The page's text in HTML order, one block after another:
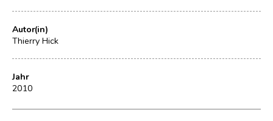
Autor(in)
Thierry Hick
Jahr
2010